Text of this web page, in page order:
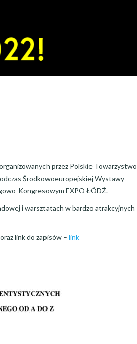
przez Polskie Towarzystwo
Środkowoeuropejskiej Wystawy
Kongresowym EXPO ŁÓDŹ.
i warsztatach w bardzo atrakcyjnych
link do zapisów – link